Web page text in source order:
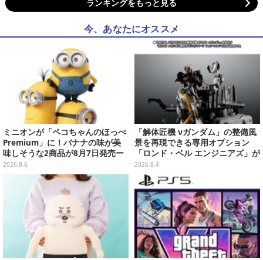
ランキングをもっと見る
今、あなたにオススメ
ミニオンが「ペコちゃんのほっぺ
Premium」に！バナナの味が美
味しそうな2商品が8月7日発売ー
可愛いパッケージも必見
2026.8.6
「解体匠機 νガンダム」の整備風
景を再現できる専用オプション
「ロンド・ベル エンジニアズ」が
抽選販売！応募期間は8月16日23
時まで
2026.8.4